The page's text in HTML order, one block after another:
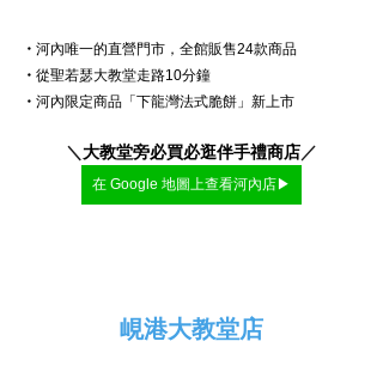
・ 河內唯一的直營門市，全館販售24款商品
・ 從聖若瑟大教堂走路10分鐘
・ 河內限定商品「下龍灣法式脆餅」新上市
＼大教堂旁必買必逛伴手禮商店／
在 Google 地圖上查看河內店▶
峴港大教堂店